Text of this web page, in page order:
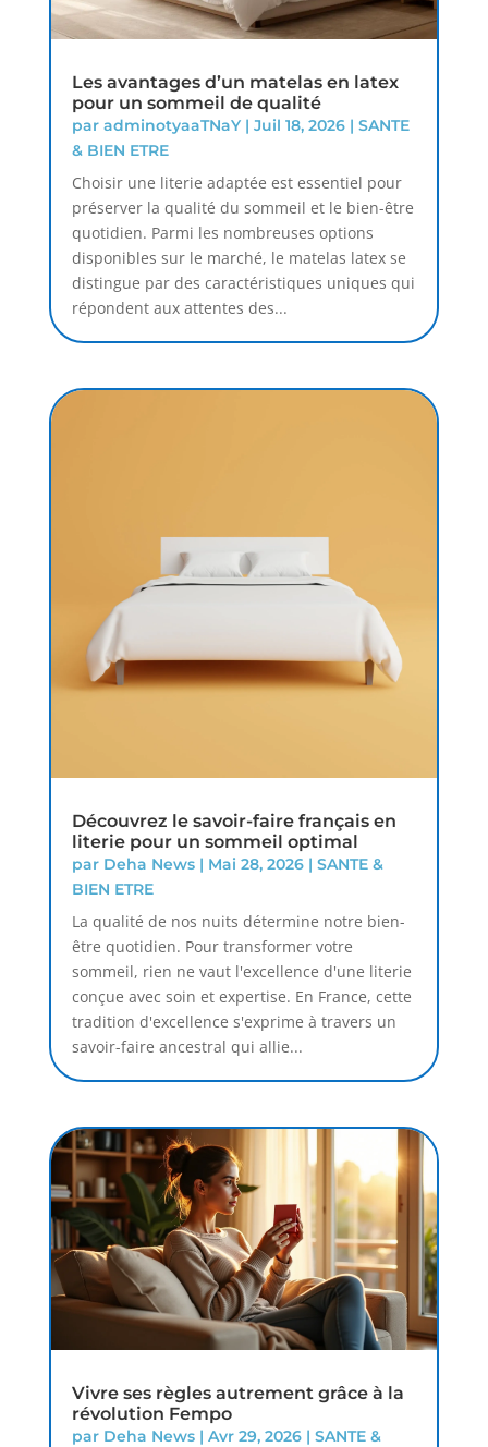
Les avantages d’un matelas en latex
pour un sommeil de qualité
par adminotyaaTNaY| Juil 18, 2026| SANTE
& BIEN ETRE
Choisir une literie adaptée est essentiel pour
préserver la qualité du sommeil et le bien-être
quotidien. Parmi les nombreuses options
disponibles sur le marché, le matelas latex se
distingue par des caractéristiques uniques qui
répondent aux attentes des...
Découvrez le savoir-faire français en
literie pour un sommeil optimal
par Deha News| Mai 28, 2026| SANTE &
BIEN ETRE
La qualité de nos nuits détermine notre bien-
être quotidien. Pour transformer votre
sommeil, rien ne vaut l'excellence d'une literie
conçue avec soin et expertise. En France, cette
tradition d'excellence s'exprime à travers un
savoir-faire ancestral qui allie...
Vivre ses règles autrement grâce à la
révolution Fempo
par Deha News| Avr 29, 2026| SANTE &